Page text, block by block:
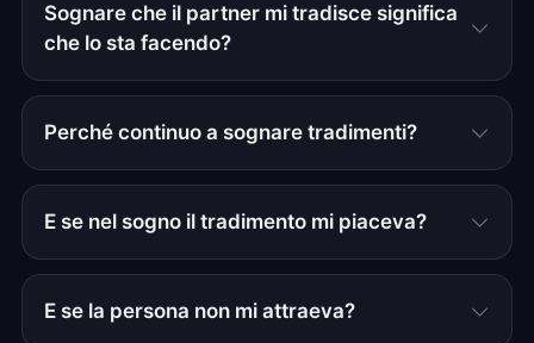
Sognare che il partner mi tradisce significa
che lo sta facendo?
Perché continuo a sognare tradimenti?
E se nel sogno il tradimento mi piaceva?
E se la persona non mi attraeva?